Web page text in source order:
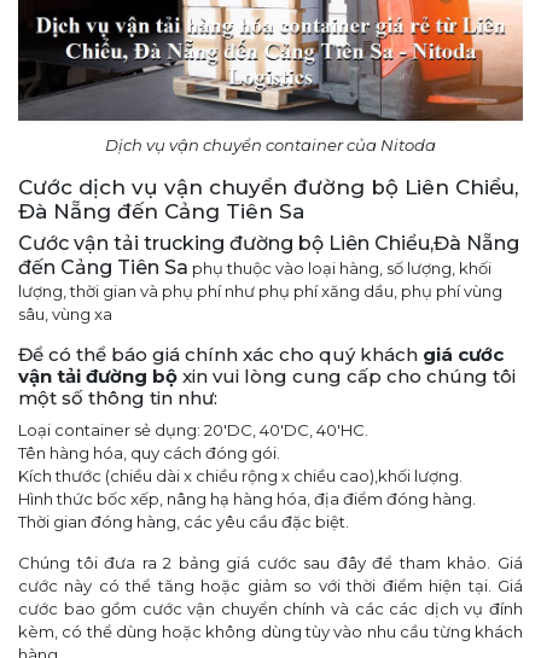
Dịch vụ vận chuyển container của Nitoda
Cước dịch vụ vận chuyển đường bộ Liên Chiểu,
Đà Nẵng đến Cảng Tiên Sa
Cước vận tải trucking đường bộ Liên Chiểu,Đà Nẵng
đến Cảng Tiên Sa phụ thuộc vào loại hàng, số lượng, khối
lượng, thời gian và phụ phí như phụ phí xăng dầu, phụ phí vùng
sâu, vùng xa
Để có thể báo giá chính xác cho quý khách giá cước
vận tải đường bộ xin vui lòng cung cấp cho chúng tôi
một số thông tin như:
Loại container sẻ dụng: 20'DC, 40'DC, 40'HC.
Tên hàng hóa, quy cách đóng gói.
Kích thước (chiều dài x chiều rộng x chiều cao),khối lượng.
Hình thức bốc xếp, nâng hạ hàng hóa, địa điểm đóng hàng.
Thời gian đóng hàng, các yêu cầu đặc biệt.
Chúng tôi đưa ra 2 bảng giá cước sau đây để tham khảo. Giá
cước này có thể tăng hoặc giảm so với thời điểm hiện tại. Giá
cước bao gồm cước vận chuyển chính và các các dịch vụ đính
kèm, có thể dùng hoặc không dùng tùy vào nhu cầu từng khách
hàng.